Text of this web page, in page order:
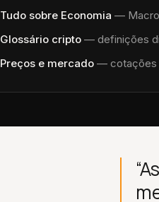
Tudo sobre Economia —
Glossário cripto — definições
Preços e mercado — cotações
“As